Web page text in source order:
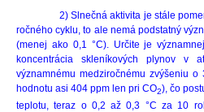
2) Slnečná aktivita je stále
ročného cyklu, to ale nemá podstatný
(menej ako 0,1 °C). Určite je
koncentrácia skleníkových plynov
významnému medziročnému zvýšeniu
hodnotu asi 404 ppm len pri CO2), čo
teplotu, teraz o 0,2 až 0,3 °C za 10